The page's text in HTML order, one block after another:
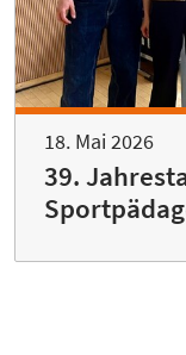
18. Mai 2026
39.